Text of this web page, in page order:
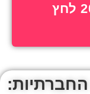
חזרה לדף חנוכה 2024 לחץ